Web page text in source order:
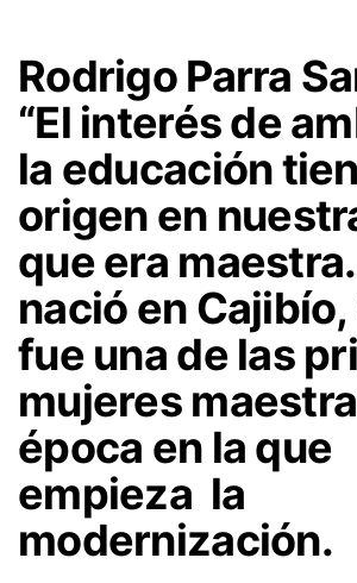
Rodrigo Parra
“El interés de
la educación
origen en
que era
nació en Cajibío,
fue una de las
mujeres
época en la que
empieza la
modernización.